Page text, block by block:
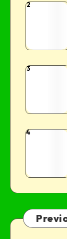
2
3
4